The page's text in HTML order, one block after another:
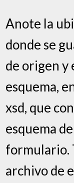
Anote la
donde se
de origen y
esquema,
xsd, que
esquema
formulario.
archivo de